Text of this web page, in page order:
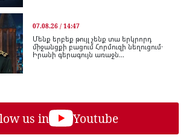
07.08.26 / 14:47
Մենք երբեք թույլ չենք տա երկրորդ
միջանցքի բացում Հորմուզի նեղուցում․
Իրանի գերագույն առաջն...
us in Youtube